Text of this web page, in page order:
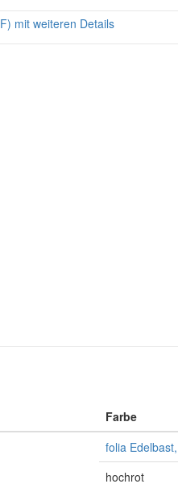
mit weiteren Details
Farbe
folia
hochrot